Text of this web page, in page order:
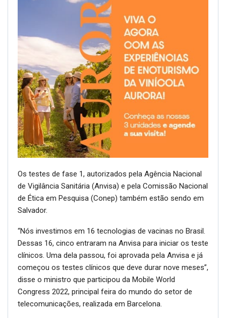
Os testes de fase 1, autorizados pela Agência Nacional
de Vigilância Sanitária (Anvisa) e pela Comissão Nacional
de Ética em Pesquisa (Conep) também estão sendo em
Salvador.
“Nós investimos em 16 tecnologias de vacinas no Brasil.
Dessas 16, cinco entraram na Anvisa para iniciar os teste
clínicos. Uma dela passou, foi aprovada pela Anvisa e já
começou os testes clínicos que deve durar nove meses”,
disse o ministro que participou da Mobile World
Congress 2022, principal feira do mundo do setor de
telecomunicações, realizada em Barcelona.